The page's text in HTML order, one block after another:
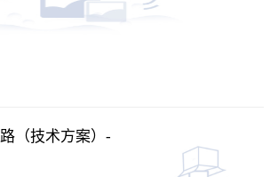
（技术方案）-